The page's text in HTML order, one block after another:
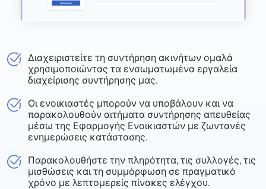
Διαχειριστείτε τη συντήρηση ακινήτων ομαλά
χρησιμοποιώντας τα ενσωματωμένα εργαλεία
διαχείρισης συντήρησης μας.
Οι ενοικιαστές μπορούν να υποβάλουν και να
παρακολουθούν αιτήματα συντήρησης απευθείας
μέσω της Εφαρμογής Ενοικιαστών με ζωντανές
ενημερώσεις κατάστασης.
Παρακολουθήστε την πληρότητα, τις συλλογές, τις
μισθώσεις και τη συμμόρφωση σε πραγματικό
χρόνο με λεπτομερείς πίνακες ελέγχου.